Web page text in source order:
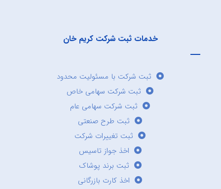
خدمات ثبت شرکت کریم خان
ثبت شرکت با مسئولیت محدود
ثبت شرکت سهامی خاص
ثبت شرکت سهامی عام
ثبت طرح صنعتی
ثبت تغییرات شرکت
اخذ جواز تاسیس
ثبت برند پوشاک
اخذ کارت بازرگانی